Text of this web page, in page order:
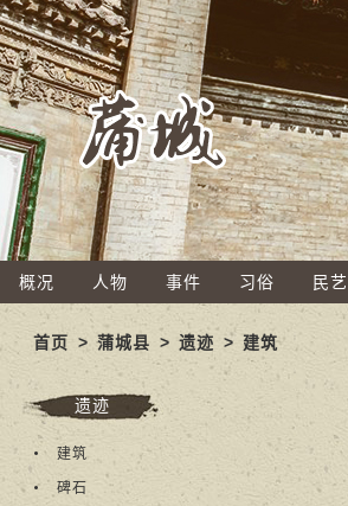
概况 人物 事件 习俗 民艺
首页 >蒲城县 > 遗迹 > 建筑
遗迹
建筑
碑石